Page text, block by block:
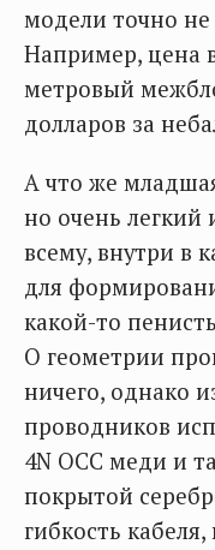
модели точно
Например, цена
метровый
долларов за
А что же
но очень легкий
всему, внутри в
для
какой-то
О геометрии
ничего, однако
проводников
4N OCC меди и
покрытой
гибкость